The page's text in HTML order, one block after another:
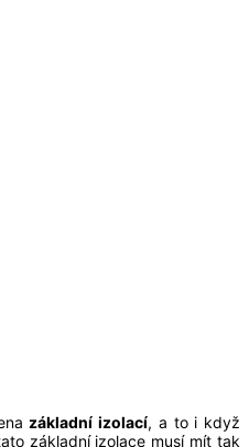
základní izolací, a to i když
základní izolace musí mít tak